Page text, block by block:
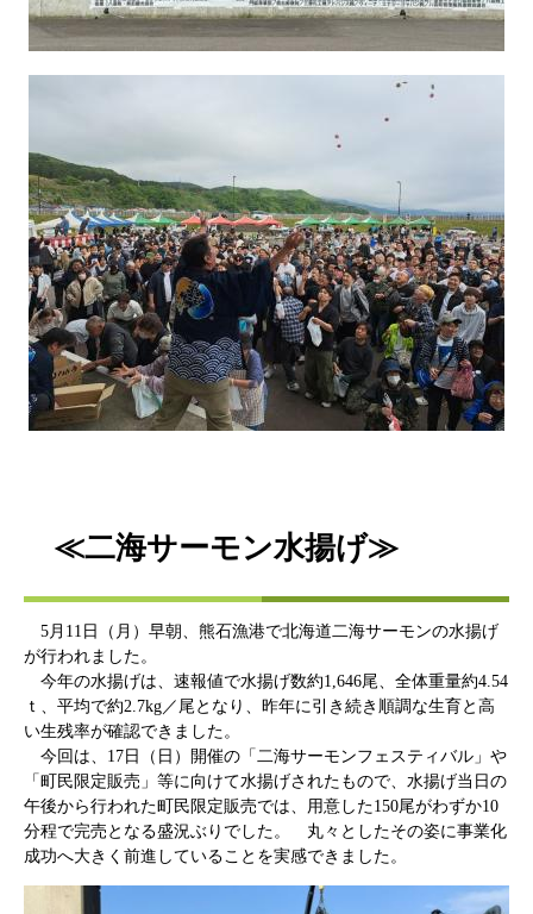
≪二海サーモン水揚げ≫
5月11日（月）早朝、熊石漁港で北海道二海サーモンの水揚げ
が行われました。
今年の水揚げは、速報値で水揚げ数約1,646尾、全体重量約4.54
ｔ、平均で約2.7kg／尾となり、昨年に引き続き順調な生育と高
い生残率が確認できました。
今回は、17日（日）開催の「二海サーモンフェスティバル」や
「町民限定販売」等に向けて水揚げされたもので、水揚げ当日の
午後から行われた町民限定販売では、用意した150尾がわずか10
分程で完売となる盛況ぶりでした。 丸々としたその姿に事業化
成功へ大きく前進していることを実感できました。